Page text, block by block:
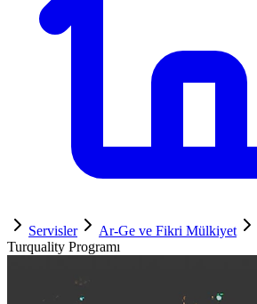
Servisler Ar-Ge ve Fikri Mülkiyet
Turquality Programı